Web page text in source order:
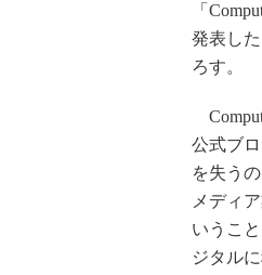
「
発表し
ろす。
公式ブ
を失う
メディ
いうこ
ジタル